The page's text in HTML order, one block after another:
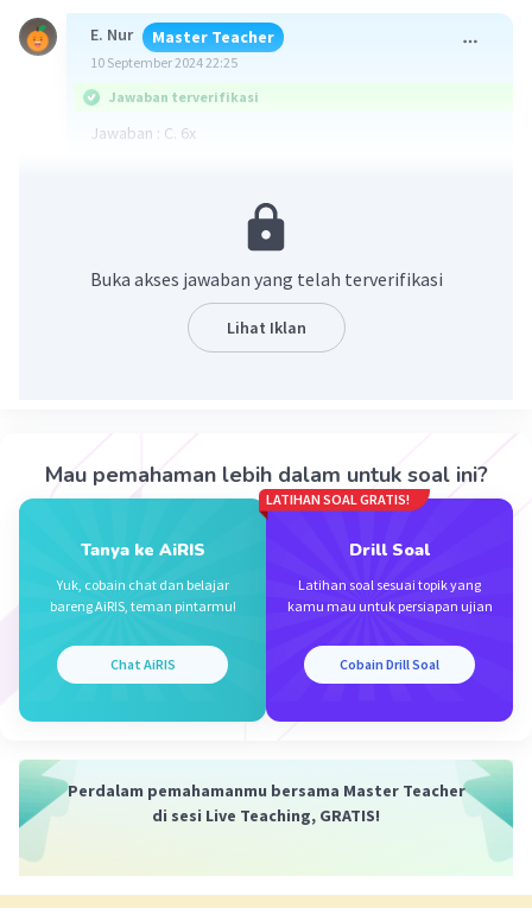
E. Nur Master Teacher
10 September 2024 22:25
Jawaban terverifikasi
Jawaban : C. 6x
Buka akses jawaban yang telah terverifikasi
Lihat Iklan
Mau pemahaman lebih dalam untuk soal ini?
Tanya ke AiRIS
Yuk, cobain chat dan belajar
bareng AiRIS, teman pintarmu!
Chat AiRIS
LATIHAN SOAL GRATIS!
Drill Soal
Latihan soal sesuai topik yang
kamu mau untuk persiapan ujian
Cobain Drill Soal
Perdalam pemahamanmu bersama Master Teacher
di sesi Live Teaching, GRATIS!